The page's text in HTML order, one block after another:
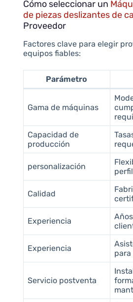
Cómo seleccionar un
de piezas deslizantes de
Proveedor
Factores clave para elegir
equipos fiables:
Parámetro
Gama de máquinas
Capacidad de
producción
personalización
Calidad
Experiencia
Experiencia
para
Servicio postventa